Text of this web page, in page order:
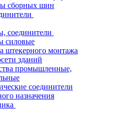
сборных шин
соединители
силовые
штекерного монтажа
зданий
промышленные,
соединители
назначения